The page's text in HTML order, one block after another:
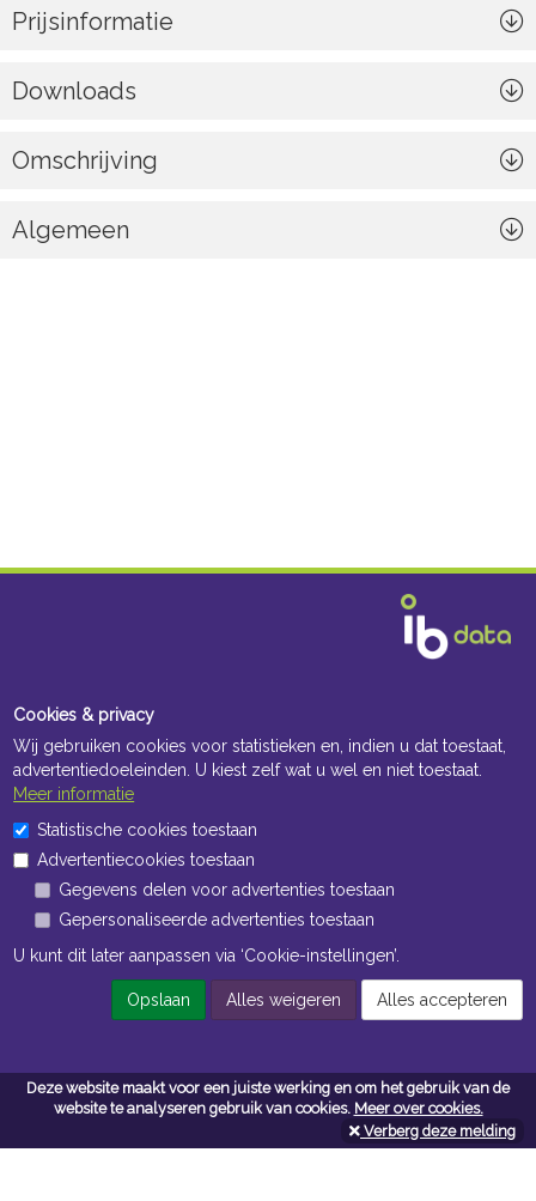
Deze website maakt voor een juiste werking en om het gebruik van de
website te analyseren gebruik van cookies. Meer over cookies.
Verberg deze melding
Prijsinformatie
Downloads
Omschrijving
Algemeen
Openingstijden Kantoor
Openingstijden Magazijn
Navigatie
Algemene voorwaarden
Privacy
Cookies & privacy
Wij gebruiken cookies voor statistieken en, indien u dat toestaat,
advertentiedoeleinden. U kiest zelf wat u wel en niet toestaat.
Meer informatie
Statistische cookies toestaan
Advertentiecookies toestaan
Gegevens delen voor advertenties toestaan
Gepersonaliseerde advertenties toestaan
U kunt dit later aanpassen via ‘Cookie-instellingen’.
Opslaan Alles weigeren Alles accepteren